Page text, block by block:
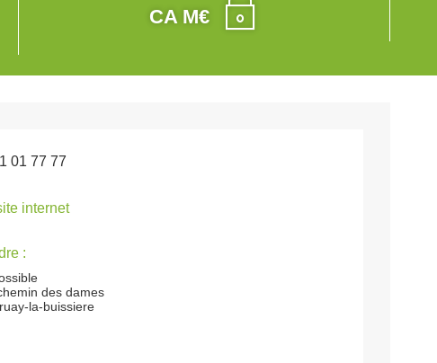
CA M€
01 77 77
internet
:
des dames
la-buissiere